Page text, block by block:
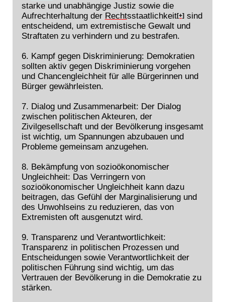
starke und unabhängige Justiz sowie die
Aufrechterhaltung der Rechtsstaatlichkeit[+]sind
entscheidend, um extremistische Gewalt und
Straftaten zu verhindern und zu bestrafen.
6. Kampf gegen Diskriminierung: Demokratien
sollten aktiv gegen Diskriminierung vorgehen
und Chancengleichheit für alle Bürgerinnen und
Bürger gewährleisten.
7. Dialog und Zusammenarbeit: Der Dialog
zwischen politischen Akteuren, der
Zivilgesellschaft und der Bevölkerung insgesamt
ist wichtig, um Spannungen abzubauen und
Probleme gemeinsam anzugehen.
8. Bekämpfung von sozioökonomischer
Ungleichheit: Das Verringern von
sozioökonomischer Ungleichheit kann dazu
beitragen, das Gefühl der Marginalisierung und
des Unwohlseins zu reduzieren, das von
Extremisten oft ausgenutzt wird.
9. Transparenz und Verantwortlichkeit:
Transparenz in politischen Prozessen und
Entscheidungen sowie Verantwortlichkeit der
politischen Führung sind wichtig, um das
Vertrauen der Bevölkerung in die Demokratie zu
stärken.